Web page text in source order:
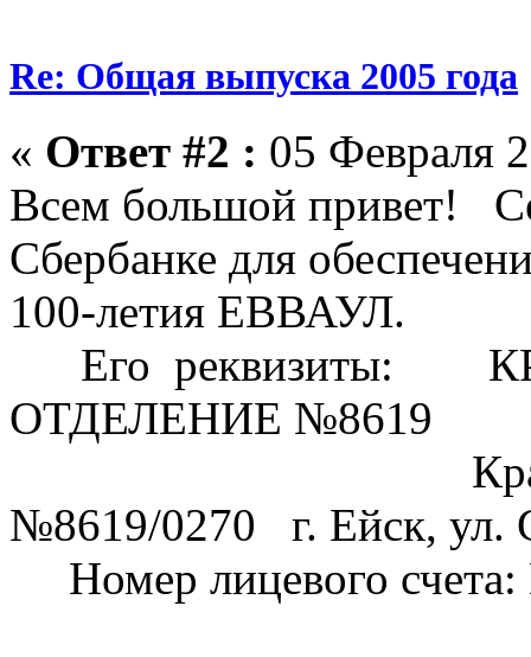
Re: Общая выпуска 2005 года
« Ответ #2 : 05 Февраля
Всем большой привет!
Сбербанке для
100-летия ЕВВАУЛ.
Его реквизиты:
ОТДЕЛЕНИЕ №8619
№8619/0270 г. Ейск, ул.
Номер лицевого